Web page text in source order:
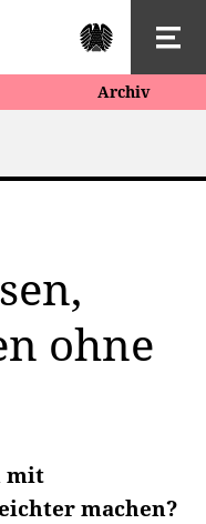
Archiv
ohne
mit
machen?